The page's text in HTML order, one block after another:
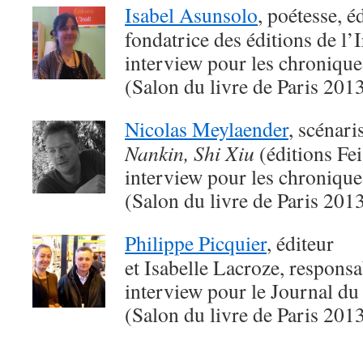
Isabel Asunsolo, poétesse,
fondatrice des éditions de
interview pour les
(Salon du livre de Paris
Nicolas Meylaender,
Nankin, Shi Xiu (éditions
interview pour les
(Salon du livre de Paris
Philippe Picquier, éditeur
et Isabelle Lacroze,
interview pour le Journal du
(Salon du livre de Paris